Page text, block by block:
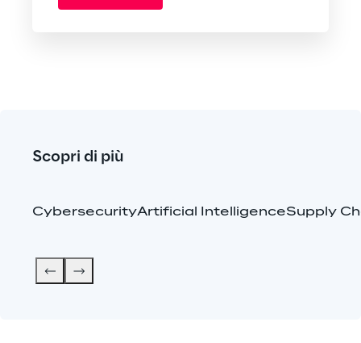
Scopri di più
CybersecurityArtificial IntelligenceSupply